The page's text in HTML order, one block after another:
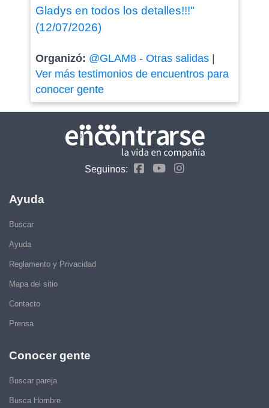
Gladys en todos los detalles!!!"
(12/07/2026)
Organizó: @GLAM8- Otras salidas|
Ver más testimonios de encuentros para
conocer gente
Seguinos:
Ayuda
Buscar
Ayuda
Reglamento y Privacidad
Mapa del sitio
Contacto
Prensa
Conocer gente
Buscar pareja
Busca Hombre